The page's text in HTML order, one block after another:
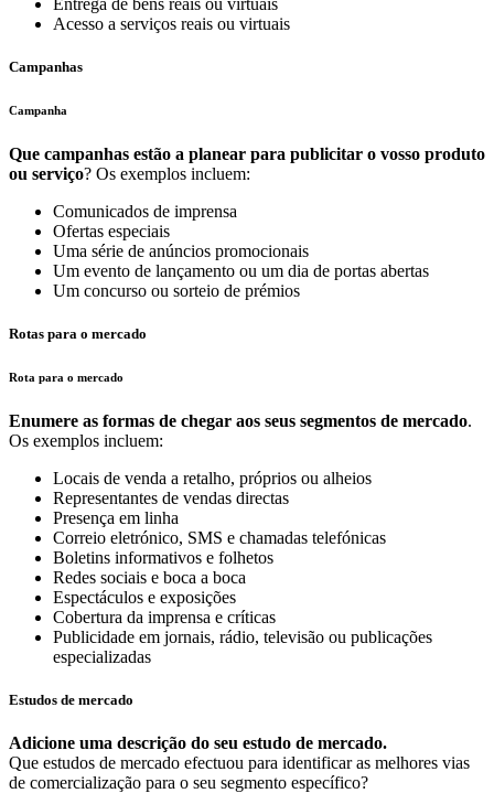
Acesso a serviços reais ou virtuais
Campanhas
Campanha
Que campanhas estão a planear para publicitar o vosso produto
ou serviço? Os exemplos incluem:
Comunicados de imprensa
Ofertas especiais
Uma série de anúncios promocionais
Um evento de lançamento ou um dia de portas abertas
Um concurso ou sorteio de prémios
Rotas para o mercado
Rota para o mercado
Enumere as formas de chegar aos seus segmentos de mercado.
Os exemplos incluem:
Locais de venda a retalho, próprios ou alheios
Representantes de vendas directas
Presença em linha
Correio eletrónico, SMS e chamadas telefónicas
Boletins informativos e folhetos
Redes sociais e boca a boca
Espectáculos e exposições
Cobertura da imprensa e críticas
Publicidade em jornais, rádio, televisão ou publicações
especializadas
Estudos de mercado
Adicione uma descrição do seu estudo de mercado.
Que estudos de mercado efectuou para identificar as melhores vias
de comercialização para o seu segmento específico?